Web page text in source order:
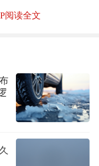
美学航向
国成立以来南方昆
承力量，被全国戏
阅读全文